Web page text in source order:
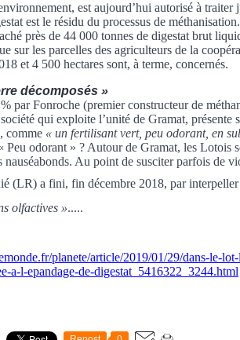
nement, est aujourd’hui autorisé à traiter
est le résidu du processus de
près de 44 000 tonnes de digestat brut
sur les parcelles des agriculteurs de la
et 4 500 hectares sont, à terme, concernés.
décomposés »
par Fonroche (premier constructeur de
qui exploite l’unité de Gramat, présente
comme « un fertilisant vert, peu odorant, en
Peu odorant » ? Autour de Gramat, les Lotois
nauséabonds. Au point de susciter parfois de
(LR) a fini, fin décembre 2018, par
olfactives ».....
planete/article/2019/01/29/dans-le-
a-l-epandage-de-digestat_5416322_3244.html